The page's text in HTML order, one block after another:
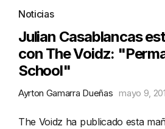
Noticias
Julian Casablancas
con The Voidz:
School"
Ayrton Gamarra Dueñas mayo 9,
The Voidz ha publicado esta